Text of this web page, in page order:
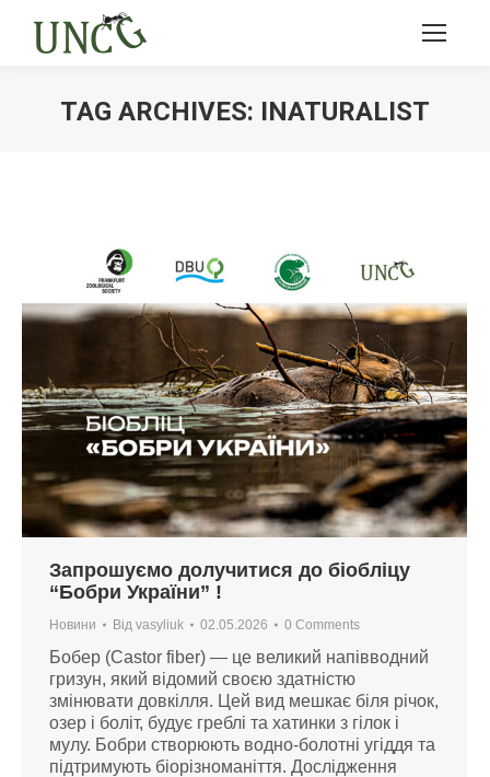
TAG ARCHIVES: INATURALIST
Запрошуємо долучитися до біобліцу
“Бобри України” !
Новини Від vasyliuk 02.05.2026 0 Comments
Бобер (Castor fiber) — це великий напівводний
гризун, який відомий своєю здатністю
змінювати довкілля. Цей вид мешкає біля річок,
озер і боліт, будує греблі та хатинки з гілок і
мулу. Бобри створюють водно-болотні угіддя та
підтримують біорізноманіття. Дослідження